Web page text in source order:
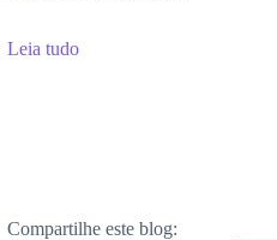
Leia tudo
Compartilhe este blog: